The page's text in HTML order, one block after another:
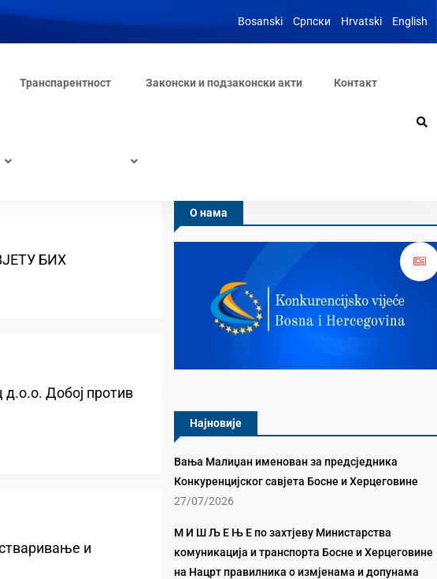
Bosanski Српски Hrvatski English
Транспарентност Законски и подзаконски акти Контакт
БИХ
Добој против
и
О нама
Најновије
Вања Малиџан именован за предсједника
Конкуренцијског савјета Босне и Херцеговине
27/07/2026
М И Ш Љ Е Њ Е по захтјеву Министарства
комуникација и транспорта Босне и Херцеговине
на Нацрт правилника о измјенама и допунама